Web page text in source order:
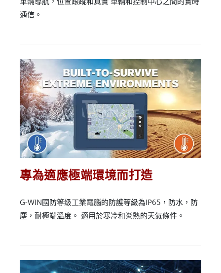
通信。
專為適應極端環境而打造
G-WIN國防等级工業電腦的防護等級為IP65，防水，防
塵，耐極端溫度。 適用於寒冷和炎熱的天氣條件。